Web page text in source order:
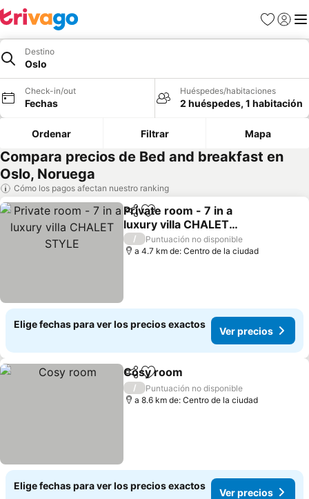
Favoritos
Iniciar
Destino
Oslo
Check-in/out
Fechas
Huéspedes/habitaciones
2 huéspedes, 1 habitación
Ordenar Filtrar Mapa
Compara precios de Bed and breakfast en
Oslo, Noruega
Cómo los pagos afectan nuestro ranking
CompartirAgregar a favoritos
Private room - 7 in a
luxury villa CHALET
STYLE
Ver precios
/
Puntuación no disponible
a 4.7 km de: Centro de la ciudad
Elige fechas para ver los precios exactos
Ver precios
CompartirAgregar a favoritos
Cosy room
/
Puntuación no disponible
a 8.6 km de: Centro de la ciudad
Elige fechas para ver los precios exactos
Ver precios